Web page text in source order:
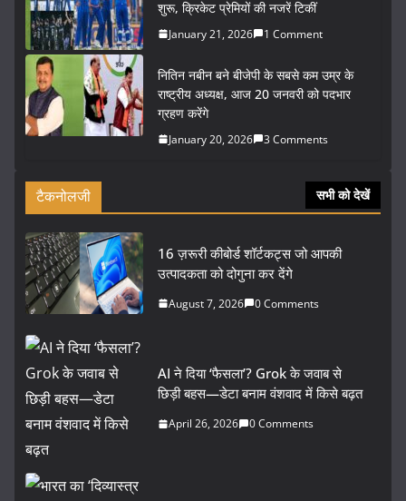
शुरू, क्रिकेट प्रेमियों की नजरें टिकीं
January 21, 2026 1 Comment
नितिन नबीन बने बीजेपी के सबसे कम उम्र के
राष्ट्रीय अध्यक्ष, आज 20 जनवरी को पदभार
ग्रहण करेंगे
January 20, 2026 3 Comments
टैकनोलजी सभी को देखें
16 ज़रूरी कीबोर्ड शॉर्टकट्स जो आपकी
उत्पादकता को दोगुना कर देंगे
August 7, 2026 0 Comments
AI ने दिया ‘फैसला’? Grok के जवाब से
छिड़ी बहस—डेटा बनाम वंशवाद में किसे बढ़त
April 26, 2026 0 Comments